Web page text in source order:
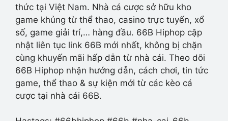
thức tại Việt Nam. Nhà cá cược sở hữu kho
game khủng từ thể thao, casino trực tuyến, xổ
số, game giải trí,… hàng đầu. 66B Hiphop cập
nhật liên tục link 66B mới nhất, không bị chặn
cùng khuyến mãi hấp dẫn từ nhà cái. Theo dõi
66B Hiphop nhận hướng dẫn, cách chơi, tin tức
game, thể thao & sự kiện mới từ các kèo cá
cược tại nhà cái 66B.